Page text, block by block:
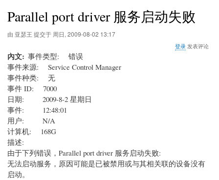
屑
Parallel port driver 服务启动失败
由 亚瑟王 提交于 周日, 2009-08-02 13:17
登录 发表评论
內文
事件类型: 错误
事件来源: Service Control Manager
事件种类: 无
事件 ID: 7000
日期: 2009-8-2 星期日
事件: 12:48:01
用户: N/A
计算机: 168G
描述:
由于下列错误，Parallel port driver 服务启动失败:
无法启动服务，原因可能是已被禁用或与其相关联的设备没有
启动。